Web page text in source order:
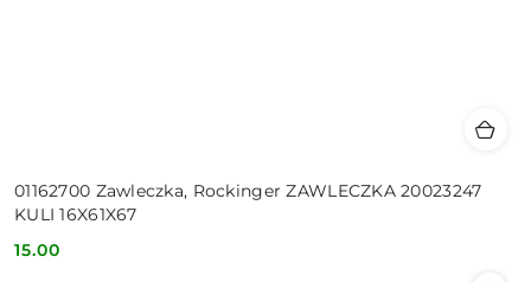
01162700 Zawleczka, Rockinger ZAWLECZKA 20023247
KULI 16X61X67
Cena:
15.00